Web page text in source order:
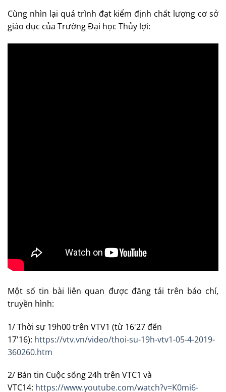
Cùng nhìn lại quá trình đạt kiểm định chất lượng cơ sở
giáo dục của Trường Đại học Thủy lợi:
Một số tin bài liên quan được đăng tải trên báo chí,
truyền hình:
1/ Thời sự 19h00 trên VTV1 (từ 16'27 đến
17'16): https://vtv.vn/video/thoi-su-19h-vtv1-05-4-2019-
360260.htm
2/ Bản tin Cuộc sống 24h trên VTC1 và
VTC14: https://www.youtube.com/watch?v=K0mi6-